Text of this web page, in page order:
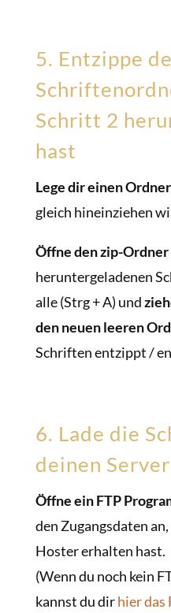
5. Entzippe
Schritt 2
hast
Lege dir einen
gleich hineinziehen
Öffne den zip-Ordner
heruntergeladenen
alle (Strg + A) und
den neuen leeren
Schriften entzippt /
6. Lade die
deinen
Öffne ein FTP
den Zugangsdaten
Hoster erhalten hast.
(Wenn du noch kein
kannst du dirhier das